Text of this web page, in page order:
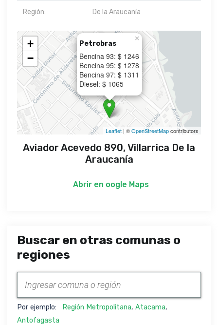
Región: De la Araucanía
Petrobras
Bencina 93: $ 1246
Bencina 95: $ 1278
Bencina 97: $ 1311
Diesel: $ 1065
×
+
−
Leaflet | ©OpenStreetMapcontributors
Aviador Acevedo 890, Villarrica De la
Araucanía
Abrir en oogle Maps
Buscar en otras comunas o
regiones
Por ejemplo: Región Metropolitana, Atacama,
Antofagasta